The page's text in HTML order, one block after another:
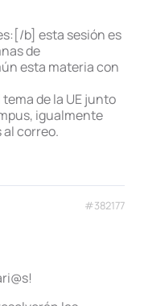
b] esta sesión es
de
esta materia con
de la UE junto
igualmente
correo.
#382177